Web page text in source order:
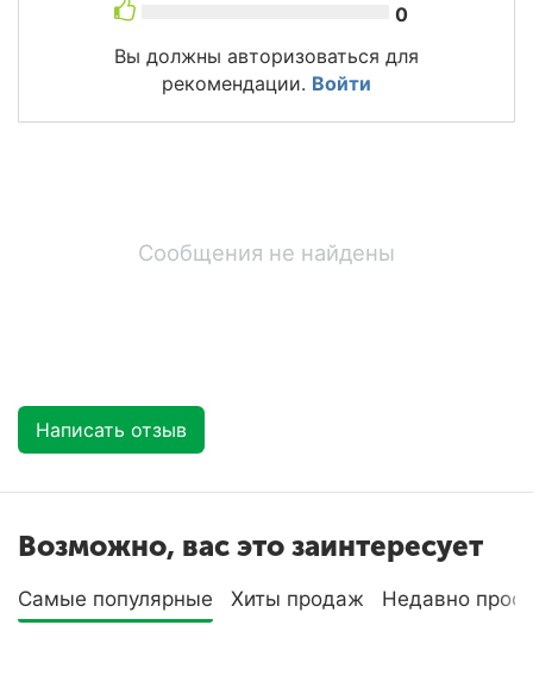
0
Вы должны авторизоваться для
рекомендации. Войти
Сообщения не найдены
Написать отзыв
Возможно, вас это заинтересует
Самые популярные Хиты продаж Недавно